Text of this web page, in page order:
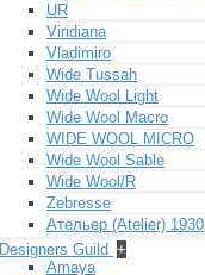
UR
Viridiana
Vladimiro
Wide Tussah
Wide Wool Light
Wide Wool Macro
WIDE WOOL MICRO
Wide Wool Sable
Wide Wool/R
Zebresse
Ательер (Atelier) 1930
Designers Guild +
Amaya